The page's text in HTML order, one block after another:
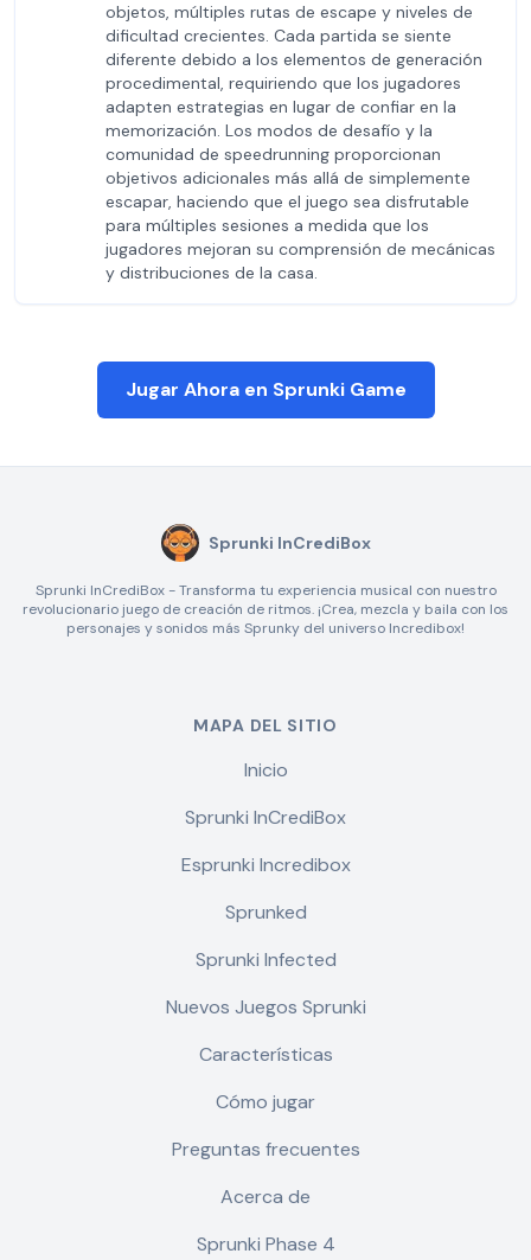
objetos, múltiples rutas de escape y niveles de
dificultad crecientes. Cada partida se siente
diferente debido a los elementos de generación
procedimental, requiriendo que los jugadores
adapten estrategias en lugar de confiar en la
memorización. Los modos de desafío y la
comunidad de speedrunning proporcionan
objetivos adicionales más allá de simplemente
escapar, haciendo que el juego sea disfrutable
para múltiples sesiones a medida que los
jugadores mejoran su comprensión de mecánicas
y distribuciones de la casa.
Jugar Ahora en Sprunki Game
Sprunki InCrediBox
Sprunki InCrediBox - Transforma tu experiencia musical con nuestro
revolucionario juego de creación de ritmos. ¡Crea, mezcla y baila con los
personajes y sonidos más Sprunky del universo Incredibox!
MAPA DEL SITIO
Inicio
Sprunki InCrediBox
Esprunki Incredibox
Sprunked
Sprunki Infected
Nuevos Juegos Sprunki
Características
Cómo jugar
Preguntas frecuentes
Acerca de
Sprunki Phase 4